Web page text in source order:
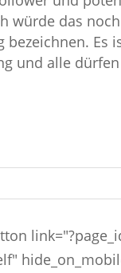
würde das
bezeichnen. Es
und alle